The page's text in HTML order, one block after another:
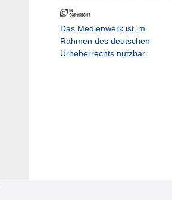
Das Medienwerk ist im
Rahmen des deutschen
Urheberrechts nutzbar.